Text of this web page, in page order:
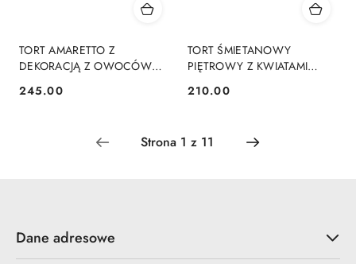
TORT AMARETTO Z
DEKORACJĄ Z OWOCÓW
Cena:
245.00
TORT ŚMIETANOWY
PIĘTROWY Z KWIATAMI
Cena:
210.00
Dane adresowe